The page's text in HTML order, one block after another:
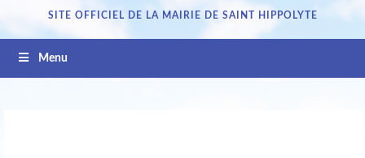
SITE OFFICIEL DE LA MAIRIE DE SAINT HIPPOLYTE
Menu